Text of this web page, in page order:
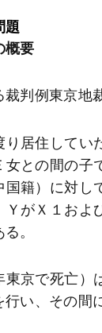
題
概要
判例東京地
居住してい
女との間の子
国籍）に対し
ＹがＸ１お
。
京で死亡）
い、その間